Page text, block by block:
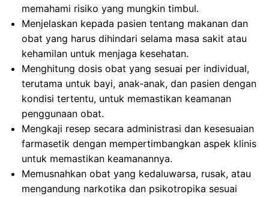
memahami risiko yang mungkin timbul.
Menjelaskan kepada pasien tentang makanan dan
obat yang harus dihindari selama masa sakit atau
kehamilan untuk menjaga kesehatan.
Menghitung dosis obat yang sesuai per individual,
terutama untuk bayi, anak-anak, dan pasien dengan
kondisi tertentu, untuk memastikan keamanan
penggunaan obat.
Mengkaji resep secara administrasi dan kesesuaian
farmasetik dengan mempertimbangkan aspek klinis
untuk memastikan keamanannya.
Memusnahkan obat yang kedaluwarsa, rusak, atau
mengandung narkotika dan psikotropika sesuai